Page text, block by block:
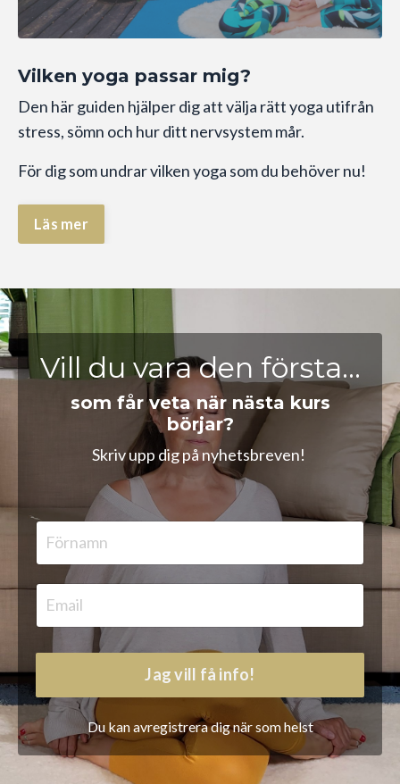
Vilken yoga passar mig?
Den här guiden hjälper dig att välja rätt yoga utifrån
stress, sömn och hur ditt nervsystem mår.
För dig som undrar vilken yoga som du behöver nu!
Läs mer
Vill du vara den första...
som får veta när nästa kurs
börjar?
Skriv upp dig på nyhetsbreven!
Jag vill få info!
Du kan avregistrera dig när som helst